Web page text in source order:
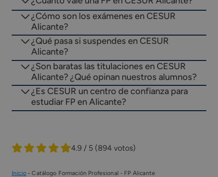
¿Cómo son los exámenes en CESUR
Alicante?
¿Qué pasa si suspendes en CESUR
Alicante?
¿Son baratas las titulaciones en CESUR
Alicante? ¿Qué opinan nuestros alumnos?
¿Es CESUR un centro de confianza para
estudiar FP en Alicante?
4.9 / 5 (894 votos)
Inicio-Catálogo Formación Profesional - FP Alicante